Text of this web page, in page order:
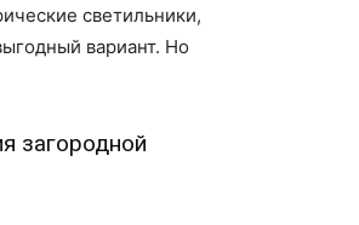
светильники,
вариант. Но
загородной